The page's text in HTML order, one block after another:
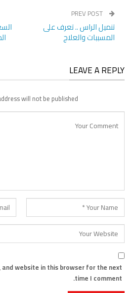
تنميل الراس .. تعرف على
المسببات والعلاج
LEAVE A REPLY
will not be published.
and website in this browser for the next
time I comment.